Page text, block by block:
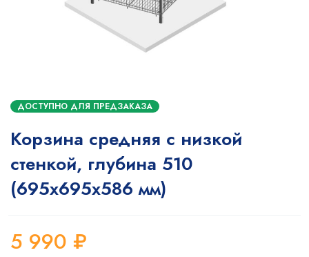
ДОСТУПНО ДЛЯ ПРЕДЗАКАЗА
Корзина средняя с низкой
стенкой, глубина 510
(695х695х586 мм)
5 990 ₽